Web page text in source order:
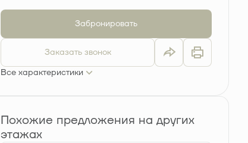
Забронировать
Заказать звонок
Все характеристики
Похожие предложения на других
этажах